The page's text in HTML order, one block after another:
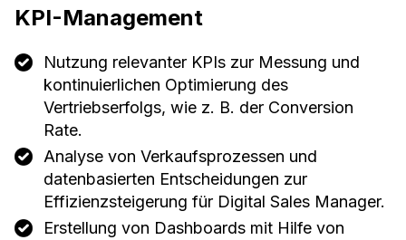
KPI-Management
Nutzung relevanter KPIs zur Messung und
kontinuierlichen Optimierung des
Vertriebserfolgs, wie z. B. der Conversion
Rate.
Analyse von Verkaufsprozessen und
datenbasierten Entscheidungen zur
Effizienzsteigerung für Digital Sales Manager.
Erstellung von Dashboards mit Hilfe von